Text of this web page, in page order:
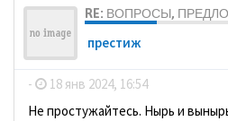
RE: ВОПРОСЫ,
престиж
- 18 янв 2024, 16:54
Не простужайтесь. Нырь и